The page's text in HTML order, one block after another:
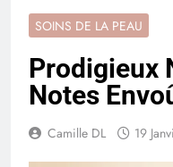
SOINS DE LA PEAU
Prodigieux
Notes
Camille DL 19